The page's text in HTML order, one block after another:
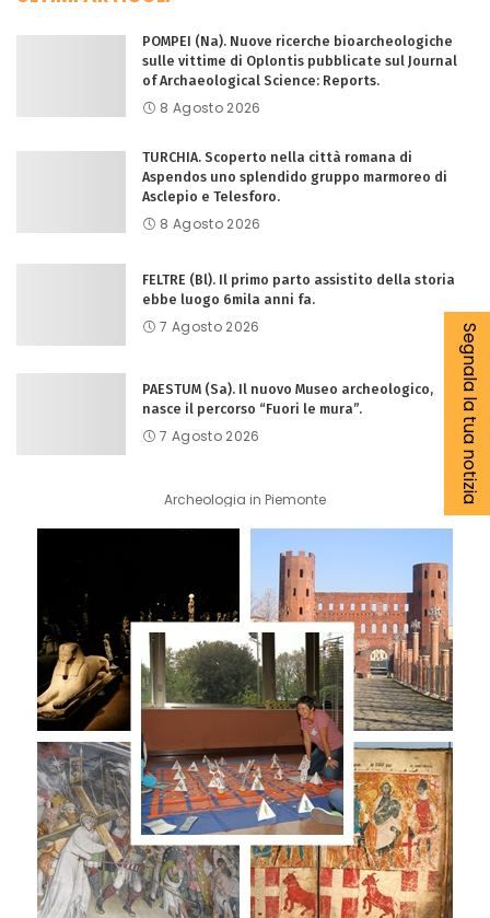
POMPEI (Na). Nuove ricerche bioarcheologiche
sulle vittime di Oplontis pubblicate sul Journal
of Archaeological Science: Reports.
8 Agosto 2026
TURCHIA. Scoperto nella città romana di
Aspendos uno splendido gruppo marmoreo di
Asclepio e Telesforo.
8 Agosto 2026
FELTRE (Bl). Il primo parto assistito della storia
ebbe luogo 6mila anni fa.
7 Agosto 2026
PAESTUM (Sa). Il nuovo Museo archeologico,
nasce il percorso “Fuori le mura”.
7 Agosto 2026
Archeologia in Piemonte Segnala la tua notizia